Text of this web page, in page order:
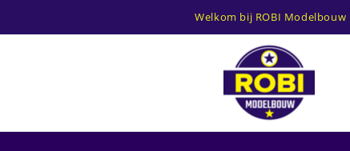
Welkom bij ROBI Modelbouw